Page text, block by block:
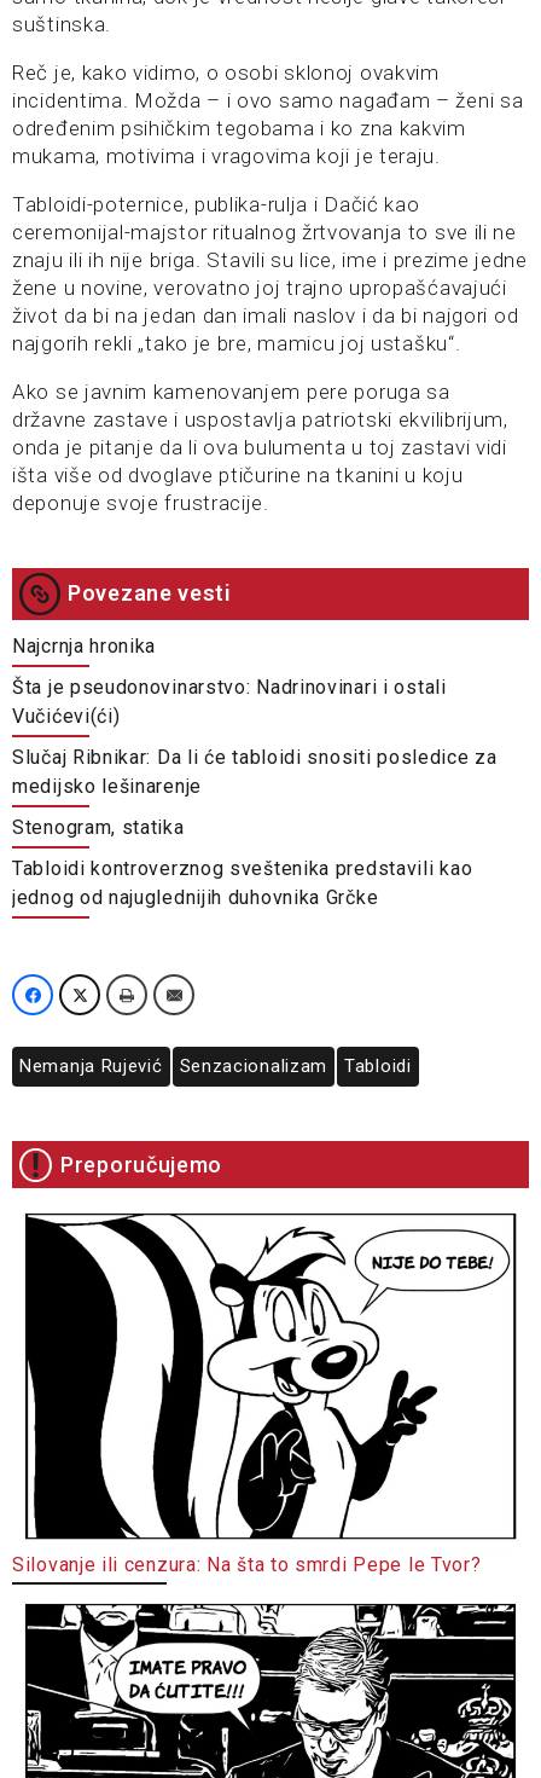
suštinska.
Reč je, kako vidimo, o osobi sklonoj ovakvim
incidentima. Možda – i ovo samo nagađam – ženi sa
određenim psihičkim tegobama i ko zna kakvim
mukama, motivima i vragovima koji je teraju.
Tabloidi-poternice, publika-rulja i Dačić kao
ceremonijal-majstor ritualnog žrtvovanja to sve ili ne
znaju ili ih nije briga. Stavili su lice, ime i prezime jedne
žene u novine, verovatno joj trajno upropašćavajući
život da bi na jedan dan imali naslov i da bi najgori od
najgorih rekli „tako je bre, mamicu joj ustašku“.
Ako se javnim kamenovanjem pere poruga sa
državne zastave i uspostavlja patriotski ekvilibrijum,
onda je pitanje da li ova bulumenta u toj zastavi vidi
išta više od dvoglave ptičurine na tkanini u koju
deponuje svoje frustracije.
Povezane vesti
Najcrnja hronika
Šta je pseudonovinarstvo: Nadrinovinari i ostali
Vučićevi(ći)
Slučaj Ribnikar: Da li će tabloidi snositi posledice za
medijsko lešinarenje
Stenogram, statika
Tabloidi kontroverznog sveštenika predstavili kao
jednog od najuglednijih duhovnika Grčke
Nemanja Rujević Senzacionalizam Tabloidi
Preporučujemo
Silovanje ili cenzura: Na šta to smrdi Pepe le Tvor?